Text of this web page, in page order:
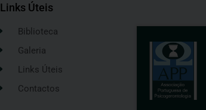
Links Úteis
Biblioteca
Galeria
Links Úteis
Contactos